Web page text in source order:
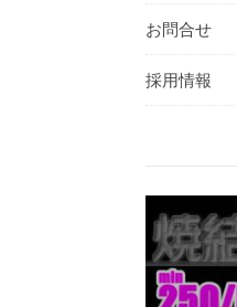
お問合せ
採用情報